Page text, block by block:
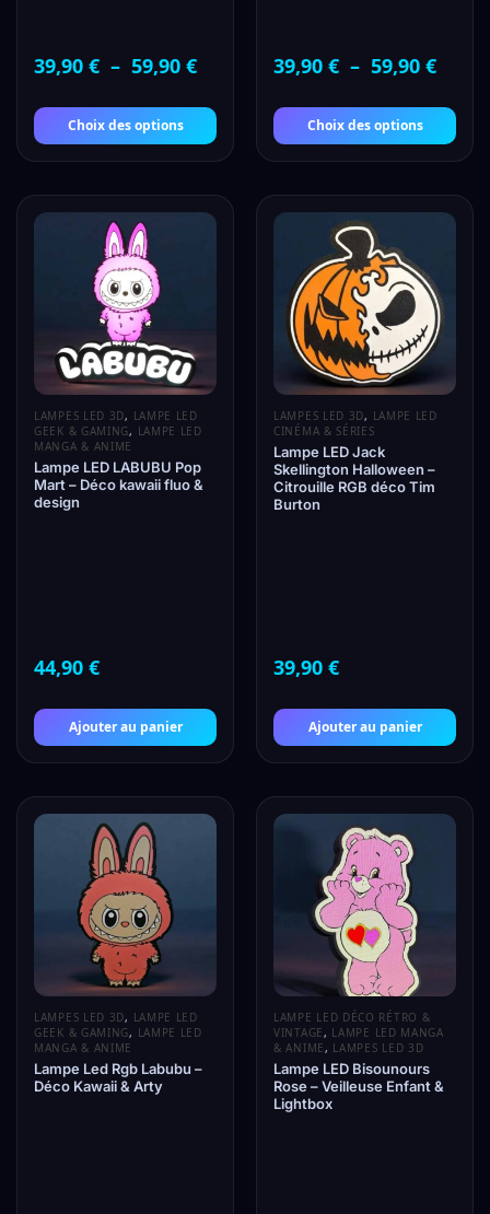
39,90 € – 59,90 €
Choix des options
39,90 € – 59,90 €
Choix des options
LAMPES LED 3D, LAMPE LED
GEEK & GAMING, LAMPE LED
MANGA & ANIME
Lampe LED LABUBU Pop
Mart – Déco kawaii fluo &
design
44,90 €
Ajouter au panier
LAMPES LED 3D, LAMPE LED
CINÉMA & SÉRIES
Lampe LED Jack
Skellington Halloween –
Citrouille RGB déco Tim
Burton
39,90 €
Ajouter au panier
LAMPES LED 3D, LAMPE LED
GEEK & GAMING, LAMPE LED
MANGA & ANIME
Lampe Led Rgb Labubu –
Déco Kawaii & Arty
LAMPE LED DÉCO RÉTRO &
VINTAGE, LAMPE LED MANGA
& ANIME, LAMPES LED 3D
Lampe LED Bisounours
Rose – Veilleuse Enfant &
Lightbox